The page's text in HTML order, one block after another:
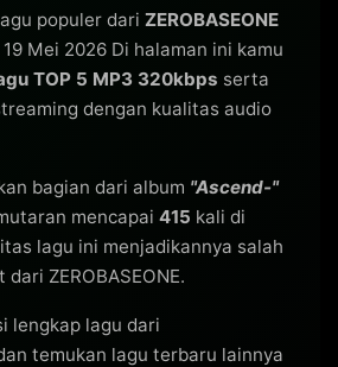
populer dari ZEROBASEONE
Mei 2026 Di halaman ini kamu
TOP 5 MP3 320kbps serta
dengan kualitas audio
bagian dari album "Ascend-"
mencapai 415 kali di
lagu ini menjadikannya salah
ZEROBASEONE.
lengkap lagu dari
temukan lagu terbaru lainnya